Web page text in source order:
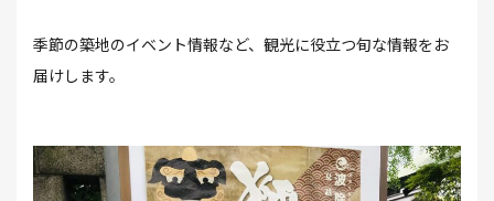
季節の築地のイベント情報など、観光に役立つ旬な情報をお
届けします。